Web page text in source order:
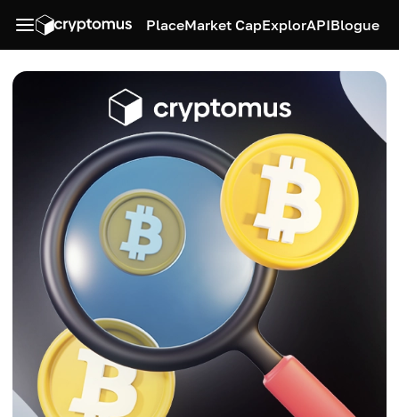
PlaceMarket CapExplorAPIBlogue